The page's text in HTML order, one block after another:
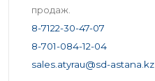
продаж.
8-7122-30-47-07
8-701-084-12-04
sales.atyrau@sd-astana.kz